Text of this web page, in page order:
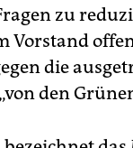
zu
Vorstand
die
den